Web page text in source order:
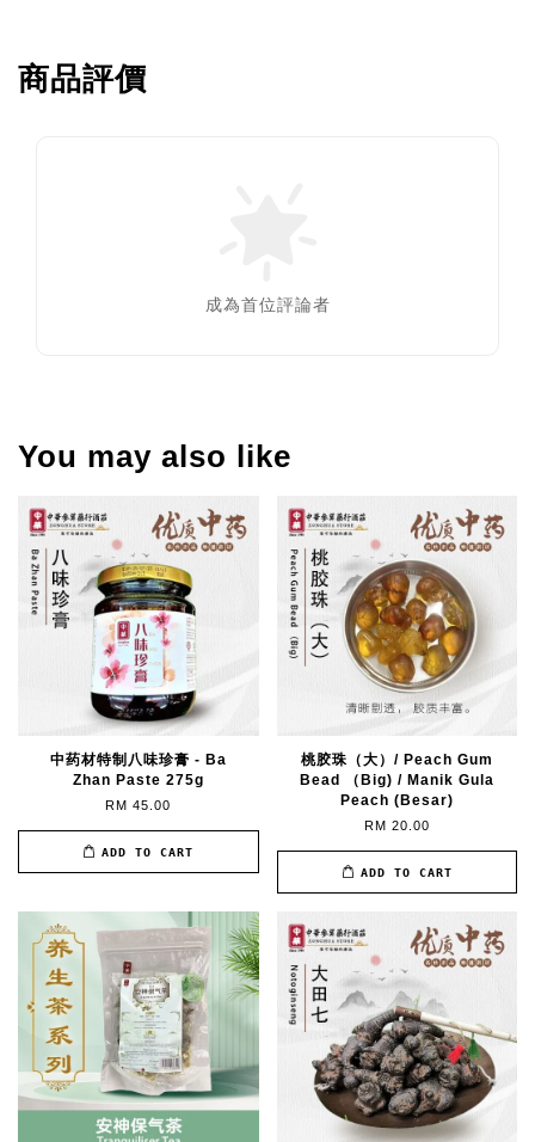
商品評價
成為首位評論者
You may also like
中药材特制八味珍膏 - Ba
Zhan Paste 275g
RM 45.00
ADD TO CART
桃胶珠（大）/ Peach Gum
Bead （Big) / Manik Gula
Peach (Besar)
RM 20.00
ADD TO CART